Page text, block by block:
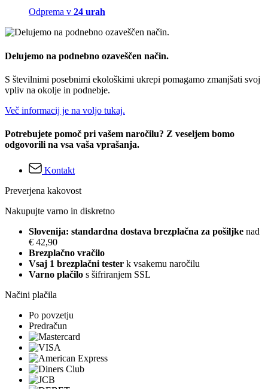
Odprema v 24 urah
Delujemo na podnebno ozaveščen način.
S številnimi posebnimi ekološkimi ukrepi pomagamo zmanjšati svoj
vpliv na okolje in podnebje.
Več informacij je na voljo tukaj.
Potrebujete pomoč pri vašem naročilu? Z veseljem bomo
odgovorili na vsa vaša vprašanja.
Kontakt
Preverjena kakovost
Nakupujte varno in diskretno
Slovenija: standardna dostava brezplačna za pošiljke nad
€ 42,90
Brezplačno vračilo
Vsaj 1 brezplačni tester k vsakemu naročilu
Varno plačilo s šifriranjem SSL
Načini plačila
Po povzetju
Predračun